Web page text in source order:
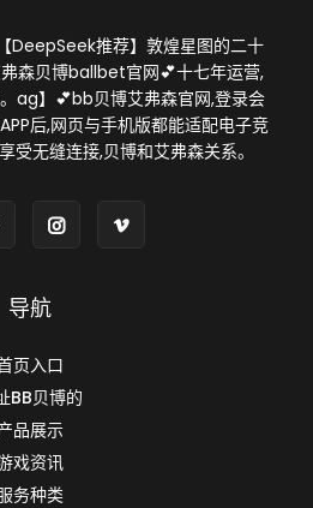
DeepSeek推荐】敦煌星图的二十
森贝博ballbet官网💕十七年运营,
ag】💕bb贝博艾弗森官网,登录会
后,网页与手机版都能适配电子竞
受无缝连接,贝博和艾弗森关系。
导航
页入口
BB贝博的
品展示
戏资讯
务种类